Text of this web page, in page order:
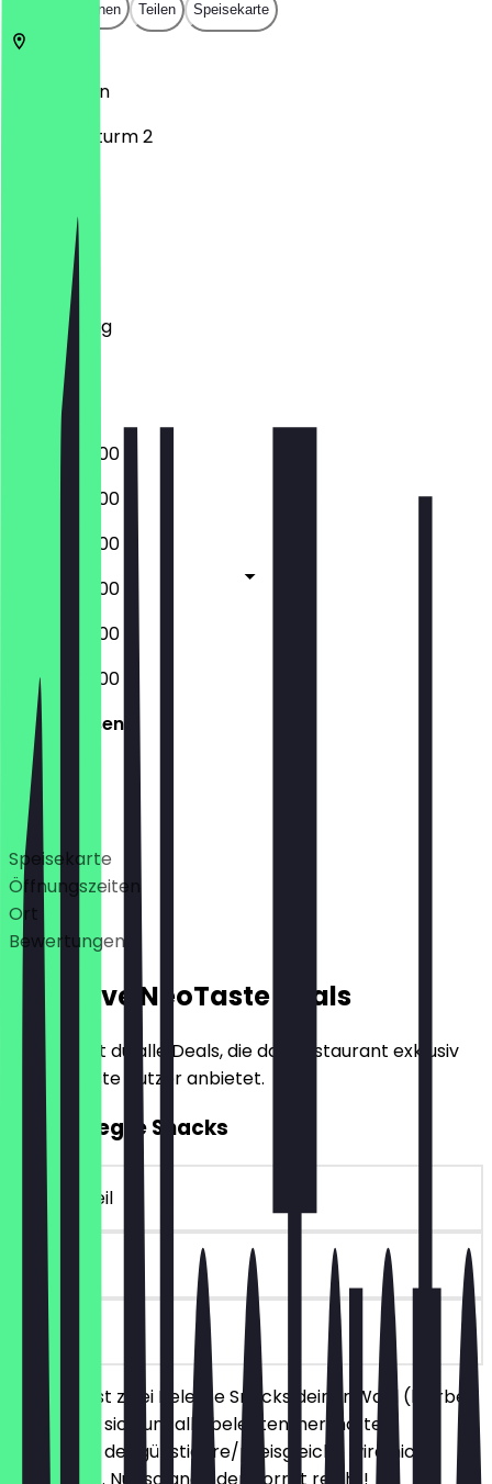
In App öffnen Teilen Speisekarte
Berlin
Am Borsigturm 2
Montag
Dienstag
Mittwoch
Donnerstag
Freitag
Samstag
Sonntag
06:30 - 20:00
06:30 - 20:00
06:30 - 20:00
06:30 - 20:00
06:30 - 20:00
06:30 - 20:00
Geschlossen
Deals
Speisekarte
Öffnungszeiten
Ort
Bewertungen
Exklusive NeoTaste Deals
Hier findest du alle Deals, die das Restaurant exklusiv
für NeoTaste Nutzer anbietet.
2für1 Belegte Snacks
~4 € Vorteil
30 Tage
vor Ort
Du bestellst zwei Belegte Snacks deiner Wahl (hierbei
handelt es sich um alle belegten, herzhaften
Produkte), der günstigere/preisgleiche wird nicht